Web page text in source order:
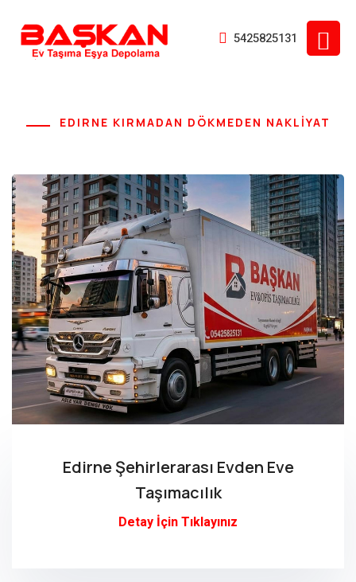
5425825131
EDIRNE KIRMADAN DÖKMEDEN NAKLİYAT
Edirne Şehirlerarası Evden Eve
Taşımacılık
Detay İçin Tıklayınız